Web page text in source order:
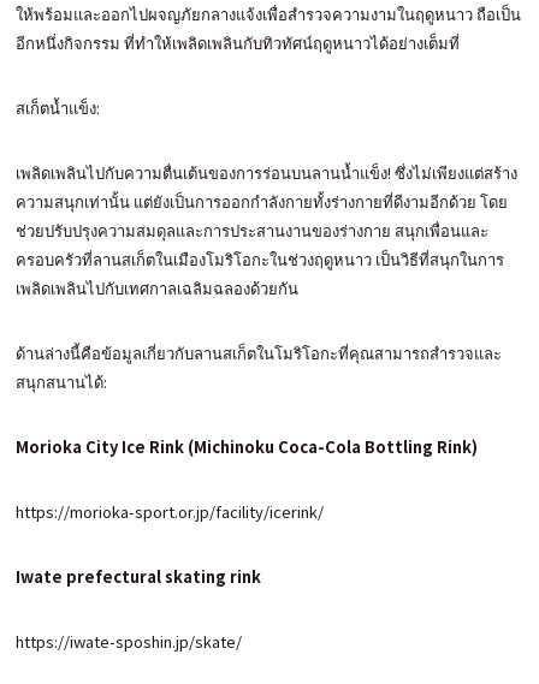
ให้พร้อมและออกไปผจญภัยกลางแจ้งเพื่อสำรวจความงามในฤดูหนาว ถือเป็น
อีกหนึ่งกิจกรรม ที่ทำให้เพลิดเพลินกับทิวทัศน์ฤดูหนาวได้อย่างเต็มที่
สเก็ตน้ำแข็ง:
เพลิดเพลินไปกับความตื่นเต้นของการร่อนบนลานน้ำแข็ง! ซึ่งไม่เพียงแต่สร้าง
ความสนุกเท่านั้น แต่ยังเป็นการออกกำลังกายทั้งร่างกายที่ดีงามอีกด้วย โดย
ช่วยปรับปรุงความสมดุลและการประสานงานของร่างกาย สนุกเพื่อนและ
ครอบครัวที่ลานสเก็ตในเมืองโมริโอกะในช่วงฤดูหนาว เป็นวิธีที่สนุกในการ
เพลิดเพลินไปกับเทศกาลเฉลิมฉลองด้วยกัน
ด้านล่างนี้คือข้อมูลเกี่ยวกับลานสเก็ตในโมริโอกะที่คุณสามารถสำรวจและ
สนุกสนานได้:
Morioka City Ice Rink (Michinoku Coca-Cola Bottling Rink)
https://morioka-sport.or.jp/facility/icerink/
Iwate prefectural skating rink
https://iwate-sposhin.jp/skate/